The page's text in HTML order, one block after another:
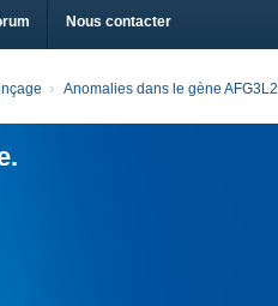
Nous contacter
Anomalies dans le gène AFG3L2